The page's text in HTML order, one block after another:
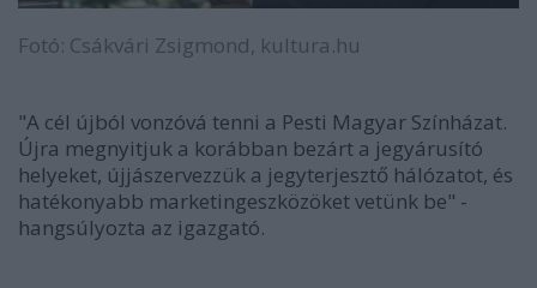
Fotó: Csákvári Zsigmond, kultura.hu
"A cél újból vonzóvá tenni a Pesti Magyar Színházat.
Újra megnyitjuk a korábban bezárt a jegyárusító
helyeket, újjászervezzük a jegyterjesztő hálózatot, és
hatékonyabb marketingeszközöket vetünk be" -
hangsúlyozta az igazgató.